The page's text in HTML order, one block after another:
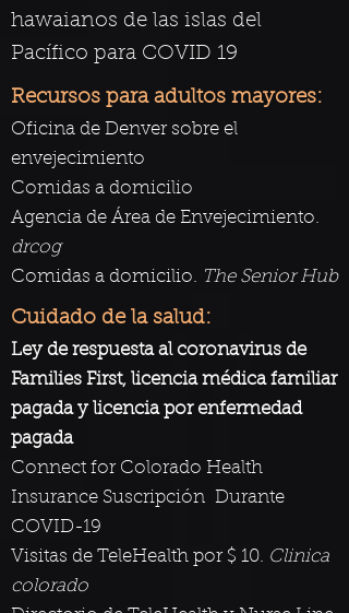
hawaianos de las islas del
Pacífico para COVID 19
Recursos para adultos mayores:
Oficina de Denver sobre el
envejecimiento
Comidas a domicilio
Agencia de Área de Envejecimiento.
drcog
Comidas a domicilio. The Senior Hub
Cuidado de la salud:
Ley de respuesta al coronavirus de
Families First, licencia médica familiar
pagada y licencia por enfermedad
pagada
Connect for Colorado Health
Insurance Suscripción Durante
COVID-19
Visitas de TeleHealth por $ 10. Clinica
colorado